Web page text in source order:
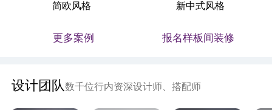
简欧风格 新中式风格
更多案例 报名样板间装修
设计团队数千位行内资深设计师、搭配师